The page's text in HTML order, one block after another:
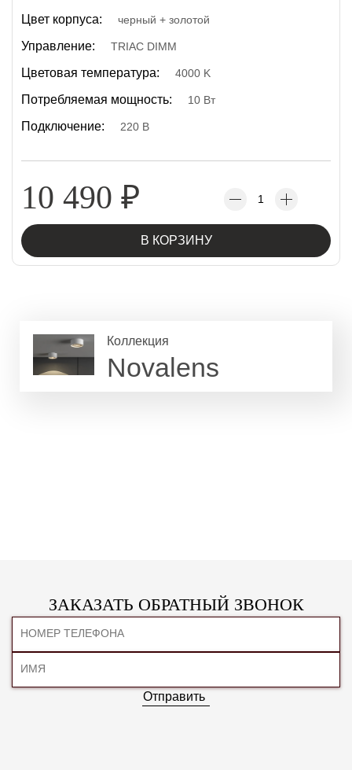
Цвет корпуса: черный + золотой
Управление: TRIAC DIMM
Цветовая температура: 4000 K
Потребляемая мощность: 10 Вт
Подключение: 220 В
10 490 ₽
В КОРЗИНУ
Коллекция
Novalens
ЗАКАЗАТЬ ОБРАТНЫЙ ЗВОНОК
Отправить